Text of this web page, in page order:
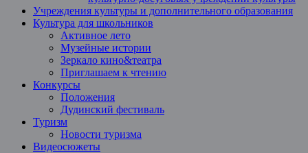
Учреждения культуры и дополнительного образования
Культура для школьников
Активное лето
Музейные истории
Зеркало кино&театра
Приглашаем к чтению
Конкурсы
Положения
Дудинский фестиваль
Туризм
Новости туризма
Видеосюжеты